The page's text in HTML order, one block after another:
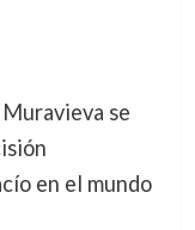
se
en el mundo